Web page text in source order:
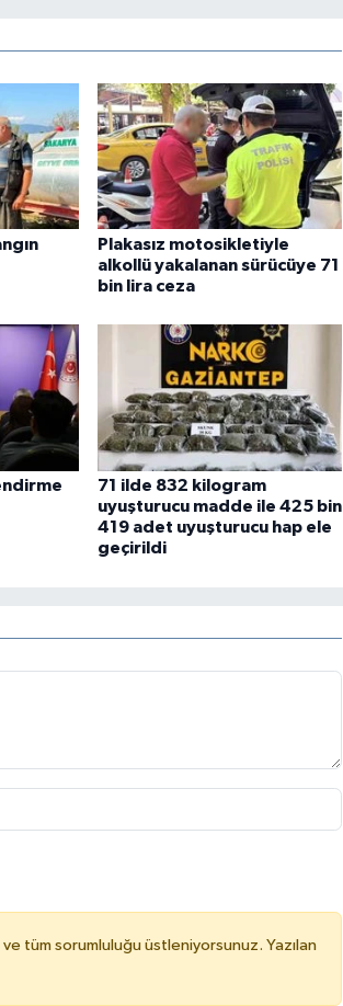
Plakasız motosikletiyle
alkollü yakalanan sürücüye 71
bin lira ceza
71 ilde 832 kilogram
uyuşturucu madde ile 425 bin
419 adet uyuşturucu hap ele
geçirildi
tüm sorumluluğu üstleniyorsunuz. Yazılan